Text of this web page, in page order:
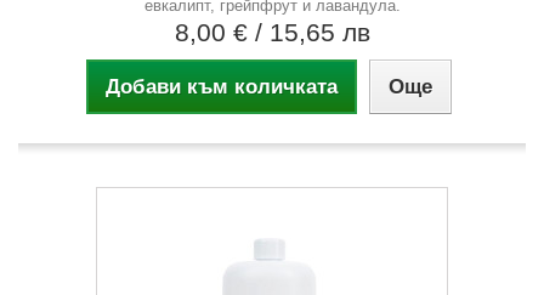
евкалипт, грейпфрут и лавандула.
8,00 € / 15,65 лв
Добави към количката Още